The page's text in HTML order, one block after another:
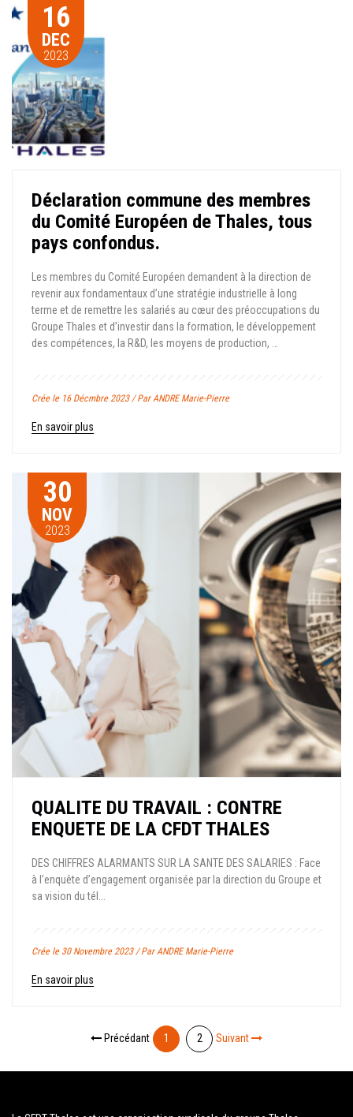
16
DEC
2023
Déclaration commune des membres
du Comité Européen de Thales, tous
pays confondus.
Les membres du Comité Européen demandent à la direction de
revenir aux fondamentaux d’une stratégie industrielle à long
terme et de remettre les salariés au cœur des préoccupations du
Groupe Thales et d’investir dans la formation, le développement
des compétences, la R&D, les moyens de production, …
Crée le 16 Décmbre 2023 / Par ANDRE Marie-Pierre
En savoir plus
30
NOV
2023
QUALITE DU TRAVAIL : CONTRE
ENQUETE DE LA CFDT THALES
DES CHIFFRES ALARMANTS SUR LA SANTE DES SALARIES : Face
à l’enquête d’engagement organisée par la direction du Groupe et
sa vision du tél...
Crée le 30 Novembre 2023 / Par ANDRE Marie-Pierre
En savoir plus
Précédant 1 2 Suivant